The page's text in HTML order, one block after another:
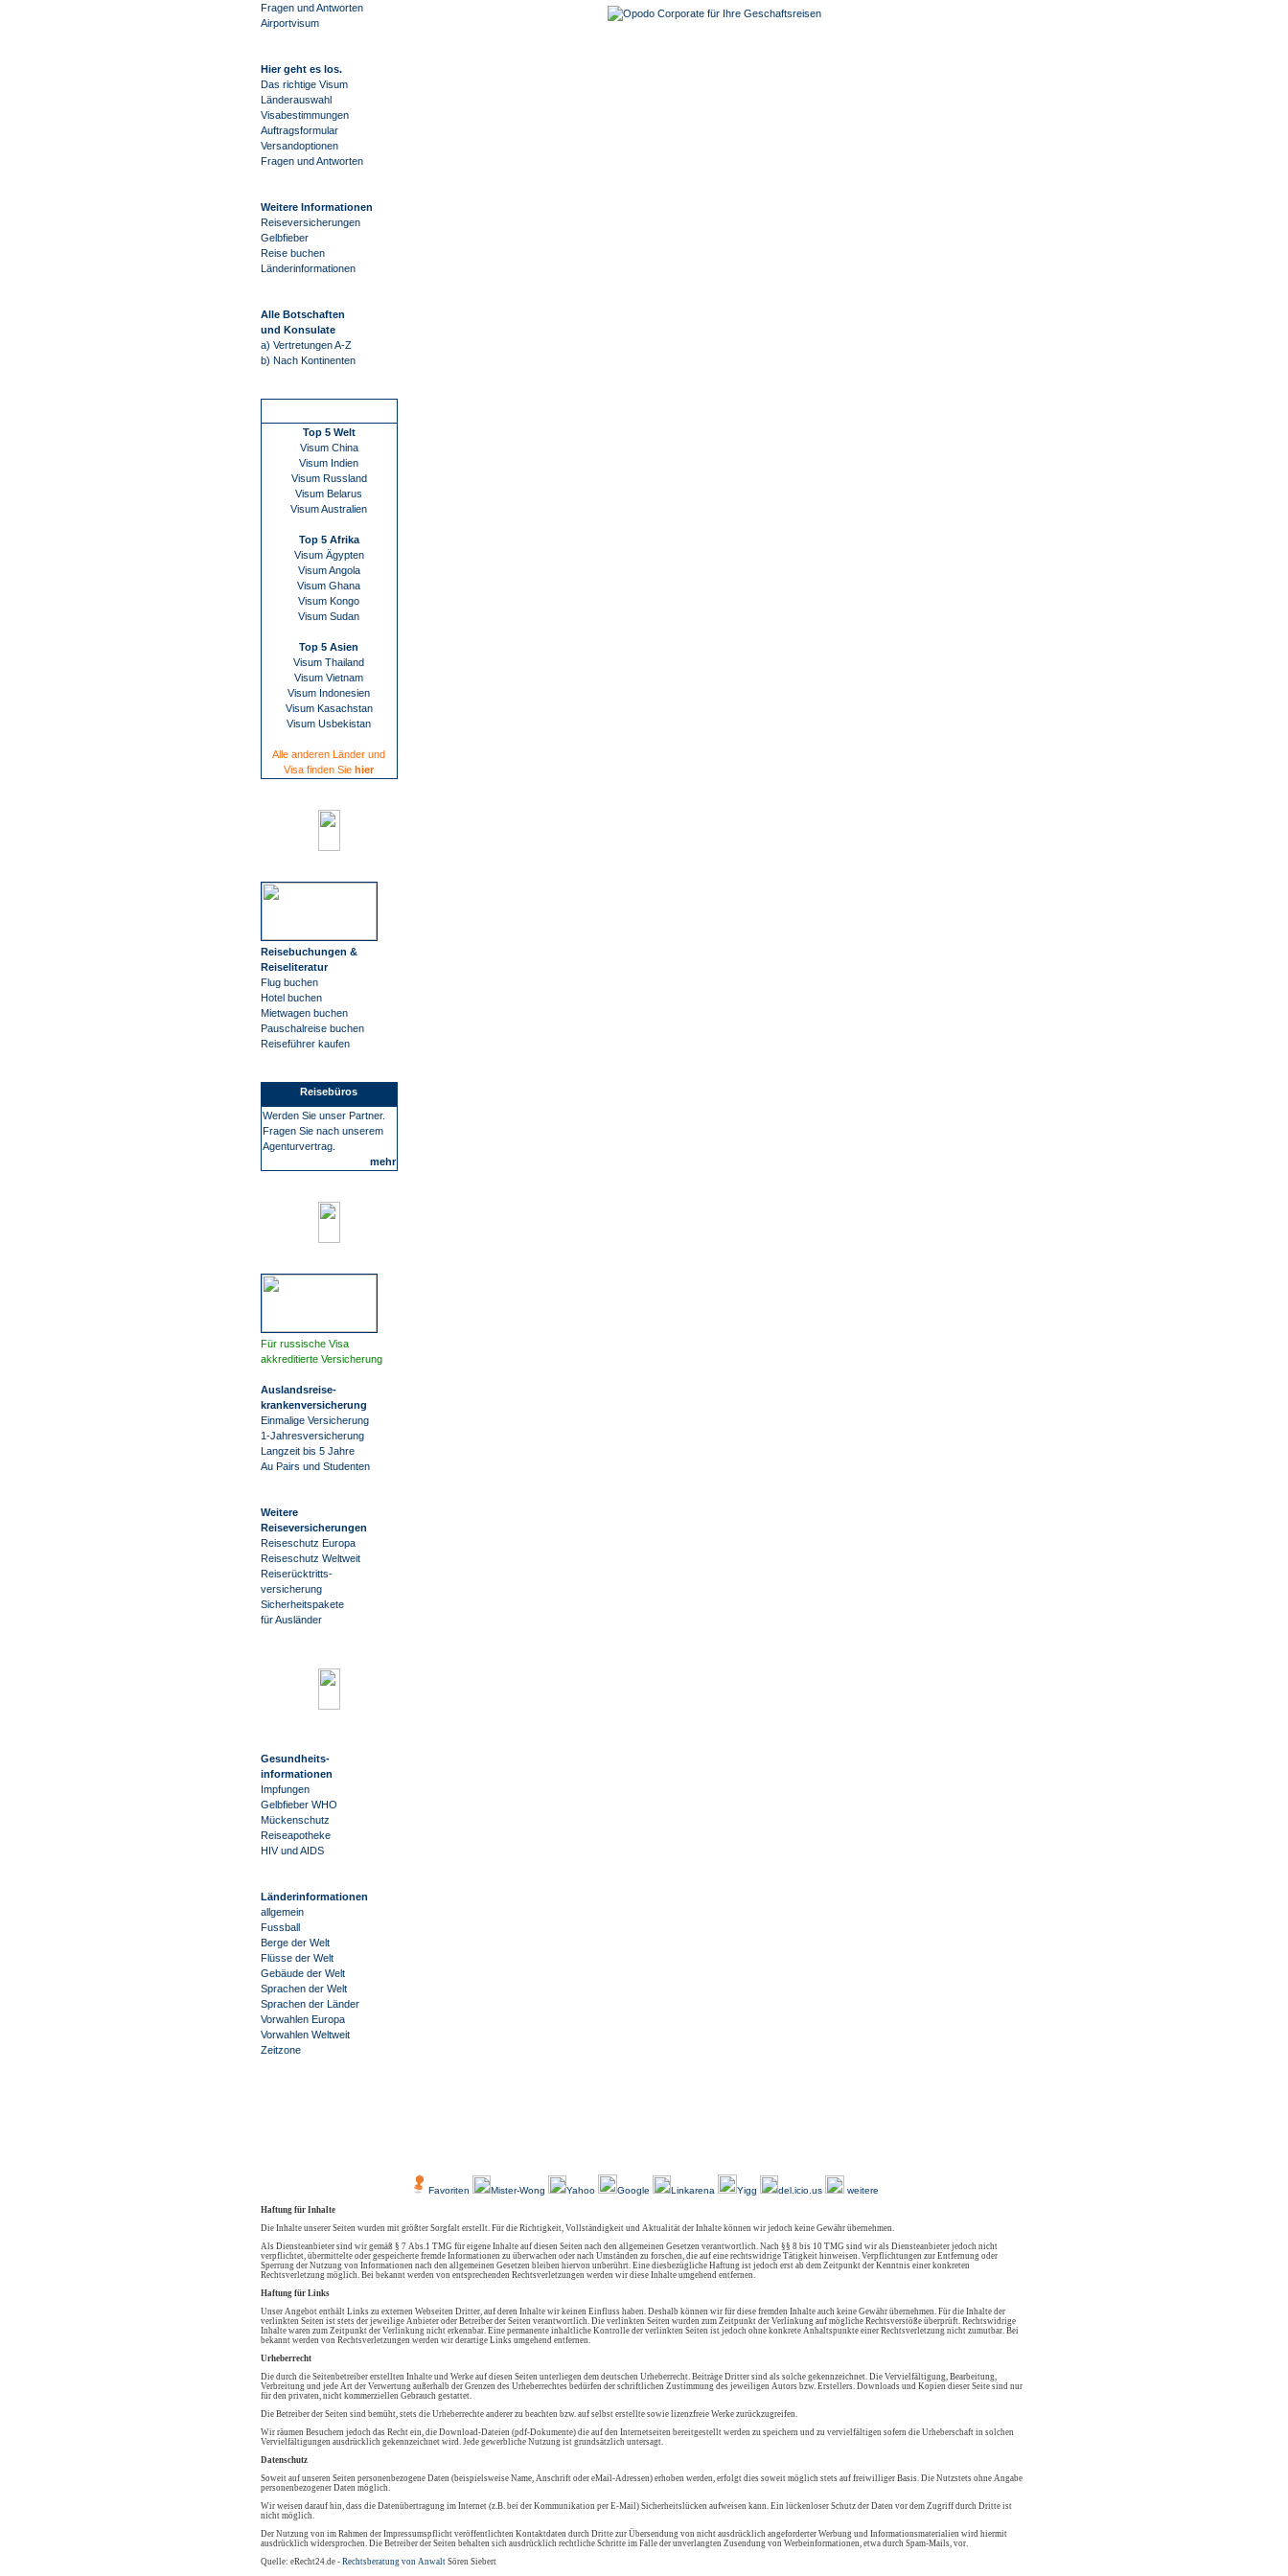
Fragen und Antworten
Airportvisum
Hier geht es los.
Das richtige Visum
Länderauswahl
Visabestimmungen
Auftragsformular
Versandoptionen
Fragen und Antworten
Weitere Informationen
Reiseversicherungen
Gelbfieber
Reise buchen
Länderinformationen
Alle Botschaften
und Konsulate
a) Vertretungen A-Z
b) Nach Kontinenten
Top 5 Welt
Visum China
Visum Indien
Visum Russland
Visum Belarus
Visum Australien
Top 5 Afrika
Visum Ägypten
Visum Angola
Visum Ghana
Visum Kongo
Visum Sudan
Top 5 Asien
Visum Thailand
Visum Vietnam
Visum Indonesien
Visum Kasachstan
Visum Usbekistan
Alle anderen Länder und
Visa finden Sie hier
Reisebuchungen &
Reiseliteratur
Flug buchen
Hotel buchen
Mietwagen buchen
Pauschalreise buchen
Reiseführer kaufen
Reisebüros
Werden Sie unser Partner.
Fragen Sie nach unserem
Agenturvertrag.
mehr
Für russische Visa
akkreditierte Versicherung
Auslandsreise-
krankenversicherung
Einmalige Versicherung
1-Jahresversicherung
Langzeit bis 5 Jahre
Au Pairs und Studenten
Weitere
Reiseversicherungen
Reiseschutz Europa
Reiseschutz Weltweit
Reiserücktritts-
versicherung
Sicherheitspakete
für Ausländer
Gesundheits-
informationen
Impfungen
Gelbfieber WHO
Mückenschutz
Reiseapotheke
HIV und AIDS
Länderinformationen
allgemein
Fussball
Berge der Welt
Flüsse der Welt
Gebäude der Welt
Sprachen der Welt
Sprachen der Länder
Vorwahlen Europa
Vorwahlen Weltweit
Zeitzone
Favoriten Mister-Wong Yahoo Google Linkarena Yigg del.icio.us weitere
Haftung für Inhalte
Die Inhalte unserer Seiten wurden mit größter Sorgfalt erstellt. Für die Richtigkeit, Vollständigkeit und Aktualität der Inhalte können wir jedoch keine Gewähr übernehmen.
Als Diensteanbieter sind wir gemäß § 7 Abs.1 TMG für eigene Inhalte auf diesen Seiten nach den allgemeinen Gesetzen verantwortlich. Nach §§ 8 bis 10 TMG sind wir als Diensteanbieter jedoch nicht
verpflichtet, übermittelte oder gespeicherte fremde Informationen zu überwachen oder nach Umständen zu forschen, die auf eine rechtswidrige Tätigkeit hinweisen. Verpflichtungen zur Entfernung oder
Sperrung der Nutzung von Informationen nach den allgemeinen Gesetzen bleiben hiervon unberührt. Eine diesbezügliche Haftung ist jedoch erst ab dem Zeitpunkt der Kenntnis einer konkreten
Rechtsverletzung möglich. Bei bekannt werden von entsprechenden Rechtsverletzungen werden wir diese Inhalte umgehend entfernen.
Haftung für Links
Unser Angebot enthält Links zu externen Webseiten Dritter, auf deren Inhalte wir keinen Einfluss haben. Deshalb können wir für diese fremden Inhalte auch keine Gewähr übernehmen. Für die Inhalte der
verlinkten Seiten ist stets der jeweilige Anbieter oder Betreiber der Seiten verantwortlich. Die verlinkten Seiten wurden zum Zeitpunkt der Verlinkung auf mögliche Rechtsverstöße überprüft. Rechtswidrige
Inhalte waren zum Zeitpunkt der Verlinkung nicht erkennbar. Eine permanente inhaltliche Kontrolle der verlinkten Seiten ist jedoch ohne konkrete Anhaltspunkte einer Rechtsverletzung nicht zumutbar. Bei
bekannt werden von Rechtsverletzungen werden wir derartige Links umgehend entfernen.
Urheberrecht
Die durch die Seitenbetreiber erstellten Inhalte und Werke auf diesen Seiten unterliegen dem deutschen Urheberrecht. Beiträge Dritter sind als solche gekennzeichnet. Die Vervielfältigung, Bearbeitung,
Verbreitung und jede Art der Verwertung außerhalb der Grenzen des Urheberrechtes bedürfen der schriftlichen Zustimmung des jeweiligen Autors bzw. Erstellers. Downloads und Kopien dieser Seite sind nur
für den privaten, nicht kommerziellen Gebrauch gestattet.
Die Betreiber der Seiten sind bemüht, stets die Urheberrechte anderer zu beachten bzw. auf selbst erstellte sowie lizenzfreie Werke zurückzugreifen.
Wir räumen Besuchern jedoch das Recht ein, die Download-Dateien (pdf-Dokumente) die auf den Internetseiten bereitgestellt werden zu speichern und zu vervielfältigen sofern die Urheberschaft in solchen
Vervielfältigungen ausdrücklich gekennzeichnet wird. Jede gewerbliche Nutzung ist grundsätzlich untersagt.
Datenschutz
Soweit auf unseren Seiten personenbezogene Daten (beispielsweise Name, Anschrift oder eMail-Adressen) erhoben werden, erfolgt dies soweit möglich stets auf freiwilliger Basis. Die Nutzstets ohne Angabe
personenbezogener Daten möglich.
Wir weisen darauf hin, dass die Datenübertragung im Internet (z.B. bei der Kommunikation per E-Mail) Sicherheitslücken aufweisen kann. Ein lückenloser Schutz der Daten vor dem Zugriff durch Dritte ist
nicht möglich.
Der Nutzung von im Rahmen der Impressumspflicht veröffentlichten Kontaktdaten durch Dritte zur Übersendung von nicht ausdrücklich angeforderter Werbung und Informationsmaterialien wird hiermit
ausdrücklich widersprochen. Die Betreiber der Seiten behalten sich ausdrücklich rechtliche Schritte im Falle der unverlangten Zusendung von Werbeinformationen, etwa durch Spam-Mails, vor.
Quelle: eRecht24.de - Rechtsberatung von AnwaltSören Siebert